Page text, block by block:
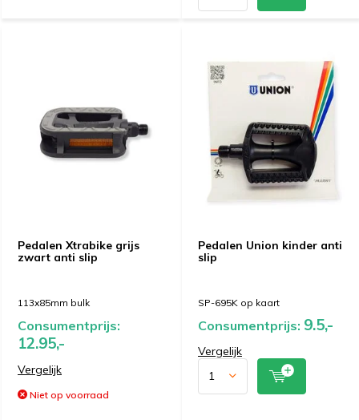
Pedalen Xtrabike grijs
zwart anti slip
113x85mm bulk
Consumentprijs:
12.95,-
Vergelijk
Niet op voorraad
Pedalen Union kinder anti
slip
SP-695K op kaart
Consumentprijs: 9.5,-
Vergelijk